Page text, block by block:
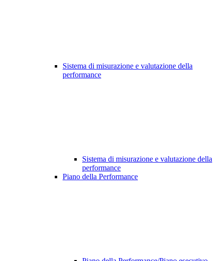
Sistema di misurazione e valutazione della
performance
Sistema di misurazione e valutazione della
performance
Piano della Performance